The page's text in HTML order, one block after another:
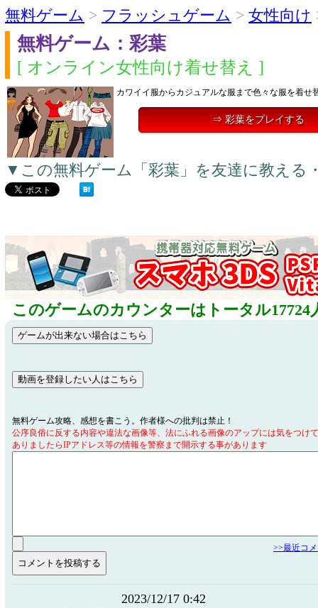
無料ゲーム > フラッシュゲーム > 女性向け
無料ゲーム：彩葉
[ オンライン女性向け着せ替え ]
カワイイ服からカジュアルな服まで色々な服を着せ
⇒ 彩葉をプレイする
▼この無料ゲーム「彩葉」を友達に教える
このゲームのカウンターはトータル17724
無料ゲーム攻略、感想を書こう。作者様への批判は禁止！
公序良俗に反する内容や違法な画像等、法にふれる画像のアップには気をつけ
ありましたらIPアドレス等の情報を警察まで開示する事があります
>>最近コ
2023/12/17 0:42